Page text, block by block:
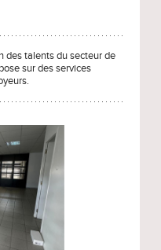
des talents du secteur de
sur des services